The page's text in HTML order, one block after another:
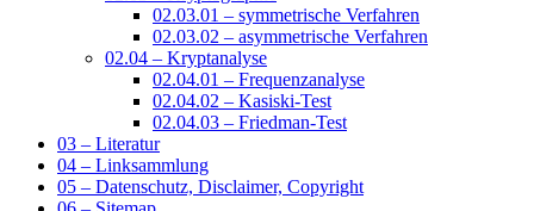
02.03.01 – symmetrische Verfahren
02.03.02 – asymmetrische Verfahren
02.04 – Kryptanalyse
02.04.01 – Frequenzanalyse
02.04.02 – Kasiski-Test
02.04.03 – Friedman-Test
03 – Literatur
04 – Linksammlung
05 – Datenschutz, Disclaimer, Copyright